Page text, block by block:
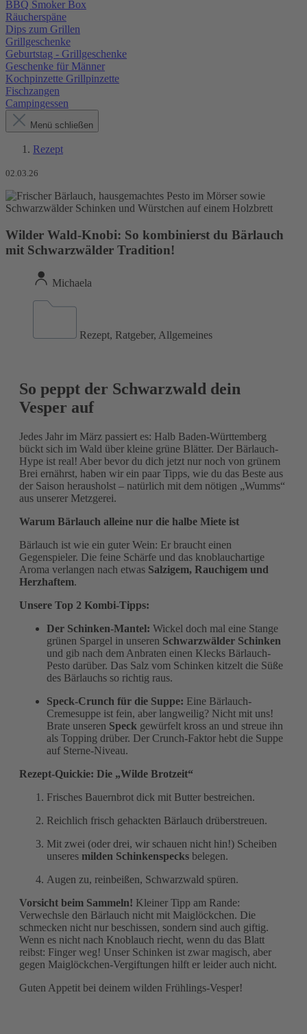
BBQ Smoker Box
Räucherspäne
Dips zum Grillen
Grillgeschenke
Geburtstag - Grillgeschenke
Geschenke für Männer
Kochpinzette Grillpinzette
Fischzangen
Campingessen
Menü schließen
Rezept
02.03.26
Wilder Wald-Knobi: So kombinierst du Bärlauch
mit Schwarzwälder Tradition!
Michaela
Rezept, Ratgeber, Allgemeines
So peppt der Schwarzwald dein
Vesper auf
Jedes Jahr im März passiert es: Halb Baden-Württemberg
bückt sich im Wald über kleine grüne Blätter. Der Bärlauch-
Hype ist real! Aber bevor du dich jetzt nur noch von grünem
Brei ernährst, haben wir ein paar Tipps, wie du das Beste aus
der Saison herausholst – natürlich mit dem nötigen „Wumms“
aus unserer Metzgerei.
Warum Bärlauch alleine nur die halbe Miete ist
Bärlauch ist wie ein guter Wein: Er braucht einen
Gegenspieler. Die feine Schärfe und das knoblauchartige
Aroma verlangen nach etwas Salzigem, Rauchigem und
Herzhaftem.
Unsere Top 2 Kombi-Tipps:
Der Schinken-Mantel: Wickel doch mal eine Stange
grünen Spargel in unseren Schwarzwälder Schinken
und gib nach dem Anbraten einen Klecks Bärlauch-
Pesto darüber. Das Salz vom Schinken kitzelt die Süße
des Bärlauchs so richtig raus.
Speck-Crunch für die Suppe: Eine Bärlauch-
Cremesuppe ist fein, aber langweilig? Nicht mit uns!
Brate unseren Speck gewürfelt kross an und streue ihn
als Topping drüber. Der Crunch-Faktor hebt die Suppe
auf Sterne-Niveau.
Rezept-Quickie: Die „Wilde Brotzeit“
Frisches Bauernbrot dick mit Butter bestreichen.
Reichlich frisch gehackten Bärlauch drüberstreuen.
Mit zwei (oder drei, wir schauen nicht hin!) Scheiben
unseres milden Schinkenspecks belegen.
Augen zu, reinbeißen, Schwarzwald spüren.
Vorsicht beim Sammeln! Kleiner Tipp am Rande:
Verwechsle den Bärlauch nicht mit Maiglöckchen. Die
schmecken nicht nur beschissen, sondern sind auch giftig.
Wenn es nicht nach Knoblauch riecht, wenn du das Blatt
reibst: Finger weg! Unser Schinken ist zwar magisch, aber
gegen Maiglöckchen-Vergiftungen hilft er leider auch nicht.
Guten Appetit bei deinem wilden Frühlings-Vesper!